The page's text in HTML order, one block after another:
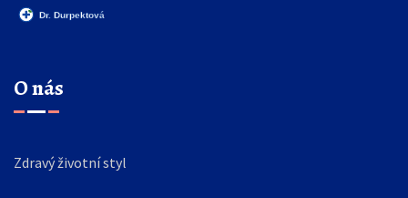
O nás
Zdravý životní styl